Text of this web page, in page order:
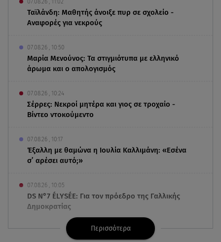
Ταϊλάνδη: Μαθητής άνοιξε πυρ σε σχολείο -
Αναφορές για νεκρούς
07.08.26 , 10:50
Μαρία Μενούνος: Τα στιγμιότυπα με ελληνικό
άρωμα και ο απολογισμός
07.08.26 , 10:24
Σέρρες: Νεκροί μητέρα και γιος σε τροχαίο -
Βίντεο ντοκούμεντο
07.08.26 , 10:17
Έξαλλη με θαμώνα η Ιουλία Καλλιμάνη: «Εσένα
σ’ αρέσει αυτό;»
07.08.26 , 10:05
DS N°7 ÉLYSÉE: Για τον πρόεδρο της Γαλλικής
Δημοκρατίας
07.08.26 , 10:00 Περισσότερα